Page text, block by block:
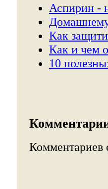
Аспирин -
Как
Как и чем
10
Комментариев